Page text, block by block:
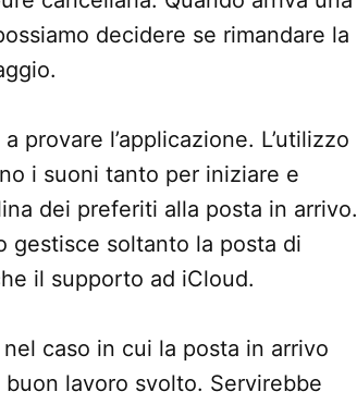
decidere se rimandare la
provare l’applicazione. L’utilizzo
i suoni tanto per iniziare e
dei preferiti alla posta in arrivo.
gestisce soltanto la posta di
il supporto ad iCloud.
caso in cui la posta in arrivo
lavoro svolto. Servirebbe